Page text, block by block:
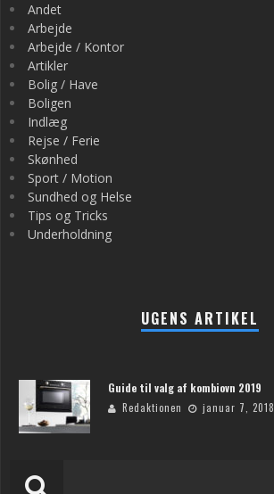
Andet
Arbejde
Arbejde / Kontor
Artikler
Bolig / Have
Boligen
Indlæg
Rejse / Ferie
Skønhed
Sport / Motion
Sundhed og Helse
Tips og Tricks
Underholdning
UGENS ARTIKEL
Guide til valg af kombiovn 2019
Redaktionen januar 7, 2018